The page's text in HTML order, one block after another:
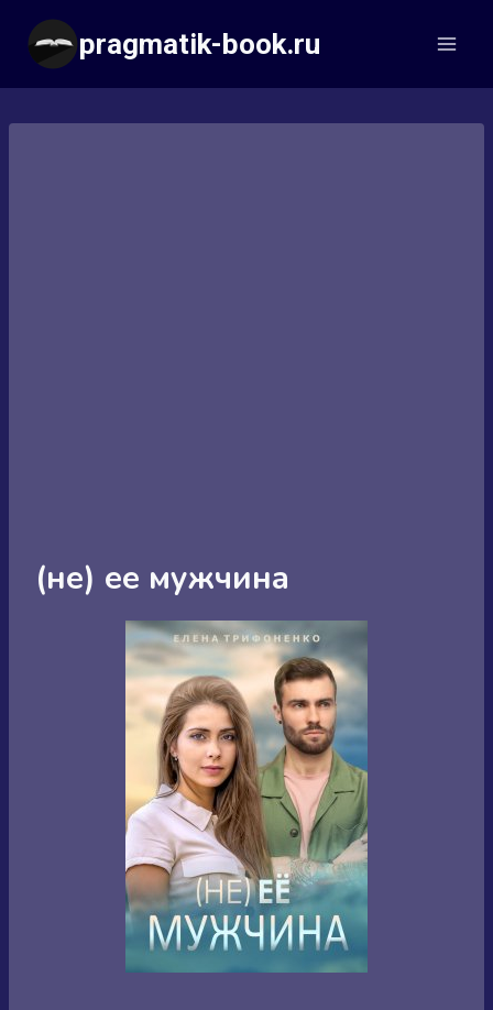
Перейти
содержимому
pragmatik-book.ru
(не) ее мужчина